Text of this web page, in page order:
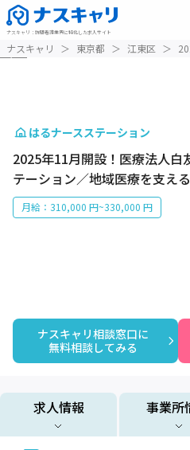
ナスキャリ ： 訪問看護業界に特化した求人サイト
ナスキャリ ＞ 東京都 ＞ 江東区 ＞
はるナースステーション
2025年11月開設！医療法人白
テーション／地域医療を支え
月給：310,000 円~330,000 円
ナスキャリ相談窓口に
無料相談してみる
求人情報 事業所